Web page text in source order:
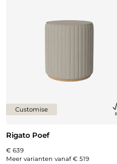
Customise
Rigato Poef
€ 639
Meer varianten vanaf€ 519